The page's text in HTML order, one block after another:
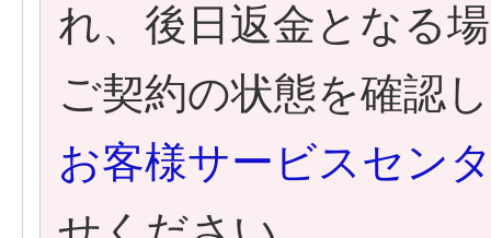
れ、後日返金となる
ご契約の状態を確認
お客様サービスセン